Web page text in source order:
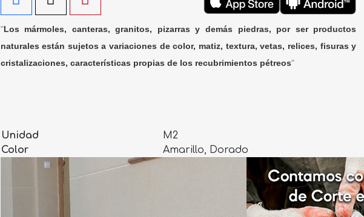
"Los mármoles, canteras, granitos, pizarras y demás piedras, por ser productos
naturales están sujetos a variaciones de color, matiz, textura, vetas, relices, fisuras y
cristalizaciones, características propias de los recubrimientos pétreos"
Unidad
M2
Color
Amarillo, Dorado